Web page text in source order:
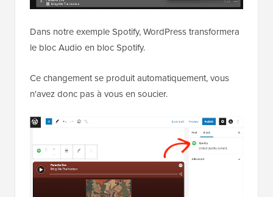
Dans notre exemple Spotify, WordPress transformera
le bloc Audio en bloc Spotify.
Ce changement se produit automatiquement, vous
n'avez donc pas à vous en soucier.